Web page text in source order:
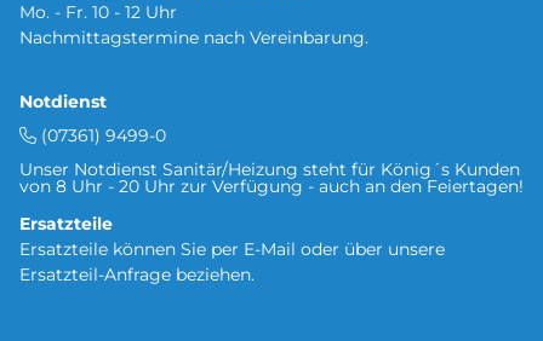
Mo. - Fr. 10 - 12 Uhr
Nachmittagstermine nach Vereinbarung.
Notdienst
(07361) 9499-0
Unser Notdienst Sanitär/Heizung steht für König´s Kunden
von 8 Uhr - 20 Uhr zur Verfügung - auch an den Feiertagen!
Ersatzteile
Ersatzteile können Sie per E-Mail oder über unsere
Ersatzteil-Anfrage beziehen.